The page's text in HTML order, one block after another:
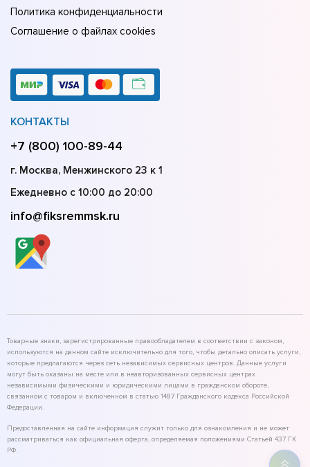
Политика конфиденциальности
Соглашение о файлах cookies
КОНТАКТЫ
+7 (800) 100-89-44
г. Москва, Менжинского 23 к 1
Ежедневно с 10:00 до 20:00
info@fiksremmsk.ru
Товарные знаки, зарегистрированные правообладателем в соответствии с законом,
используются на данном сайте исключительно для того, чтобы детально описать услуги,
которые предлагаются через сеть независимых сервисных центров. Данные услуги
могут быть оказаны на месте или в неавторизованных сервисных центрах
независимыми физическими и юридическими лицами в гражданском обороте,
связанном с товаром и включенном в статью 1487 Гражданского кодекса Российской
Федерации.
Предоставленная на сайте информация служит только для ознакомления и не может
рассматриваться как официальная оферта, определяемая положениями Статьей 437 ГК
РФ.